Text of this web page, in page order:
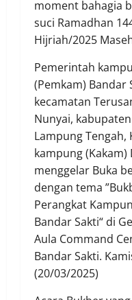
moment bahagia
suci Ramadhan
Hijriah/2025
Pemerintah
(Pemkam) Bandar
kecamatan
Nunyai, kabupaten
Lampung Tengah,
kampung (Kakam)
menggelar Buka
dengan tema
Perangkat
Bandar Sakti“ di
Aula Command
Bandar Sakti.
(20/03/2025)